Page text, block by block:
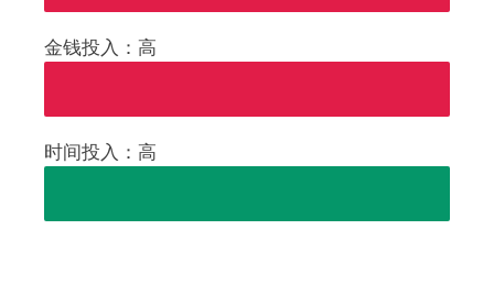
金钱投入：高
时间投入：高